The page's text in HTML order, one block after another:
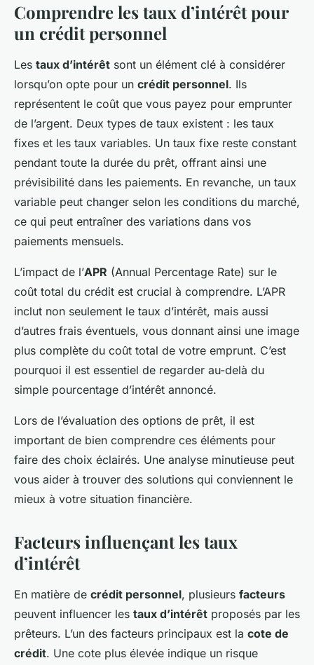
Comment choisir le meilleur
taux pour un crédit personnel
?
Axel • 25 janvier 2025 4 min de lecture
Comprendre les taux d’intérêt pour
un crédit personnel
Les taux d’intérêt sont un élément clé à considérer
lorsqu’on opte pour un crédit personnel. Ils
représentent le coût que vous payez pour emprunter
de l’argent. Deux types de taux existent : les taux
fixes et les taux variables. Un taux fixe reste constant
pendant toute la durée du prêt, offrant ainsi une
prévisibilité dans les paiements. En revanche, un taux
variable peut changer selon les conditions du marché,
ce qui peut entraîner des variations dans vos
paiements mensuels.
L’impact de l’APR (Annual Percentage Rate) sur le
coût total du crédit est crucial à comprendre. L’APR
inclut non seulement le taux d’intérêt, mais aussi
d’autres frais éventuels, vous donnant ainsi une image
plus complète du coût total de votre emprunt. C’est
pourquoi il est essentiel de regarder au-delà du
simple pourcentage d’intérêt annoncé.
Lors de l’évaluation des options de prêt, il est
important de bien comprendre ces éléments pour
faire des choix éclairés. Une analyse minutieuse peut
vous aider à trouver des solutions qui conviennent le
mieux à votre situation financière.
Facteurs influençant les taux
d’intérêt
En matière de crédit personnel, plusieurs facteurs
peuvent influencer les taux d’intérêt proposés par les
prêteurs. L’un des facteurs principaux est la cote de
crédit. Une cote plus élevée indique un risque